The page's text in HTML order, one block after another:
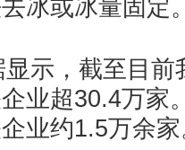
冰或冰量固定
示，截至目
业超30.4万家
业约1.5万余